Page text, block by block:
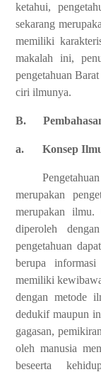
ketahui,
sekarang
memiliki
makalah ini,
pengetahuan
ciri ilmunya.
B.
a. Konsep
merupakan
merupakan
diperoleh
pengetahuan
berupa
memiliki
dengan metode
dedukif maupun
gagasan,
oleh manusia
beseerta